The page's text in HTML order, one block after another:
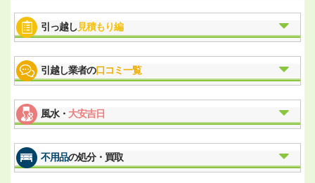
引っ越し見積もり編
引越し業者の口コミ一覧
風水・ 大安吉日
不用品の処分・買取